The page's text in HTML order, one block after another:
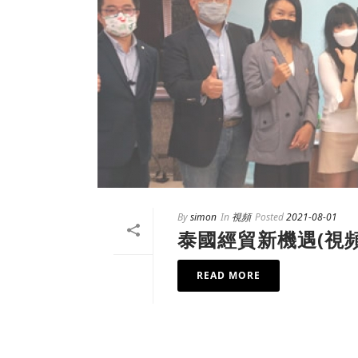
Bysimon In 視頻 Posted2021-08-01
泰國經貿新機遇(視
READ MORE